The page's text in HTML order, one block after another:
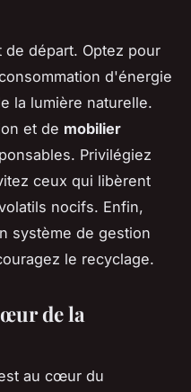
départ. Optez pour
d'énergie
la lumière naturelle.
et de mobilier
Privilégiez
ceux qui libèrent
nocifs. Enfin,
système de gestion
le recyclage.
de la
au cœur du